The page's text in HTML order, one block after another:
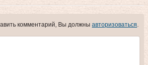
комментарий, Вы должны авторизоваться.